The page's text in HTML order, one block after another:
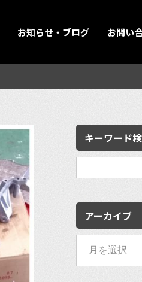
お知らせ・ブログ お問い
キーワード
検
アーカイブ